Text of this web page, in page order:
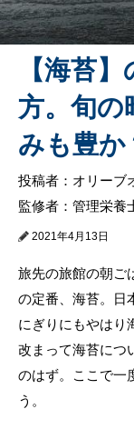
【海苔
方。旬の
みも豊か
投稿者：オリーブ
監修者：管理栄養
2021年4月13日
旅先の旅館の朝ご
の定番、海苔。日
にぎりにもやはり
改まって海苔につ
のはず。ここで一
う。